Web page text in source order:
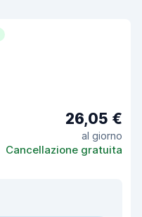
26,05 €
al giorno
Cancellazione gratuita